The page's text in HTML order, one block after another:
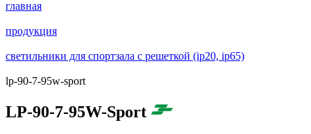
главная
продукция
светильники для спортзала с решеткой (ip20, ip65)
lp-90-7-95w-sport
LP-90-7-95W-Sport